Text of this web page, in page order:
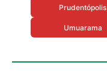
Prudentópolis
Umuarama